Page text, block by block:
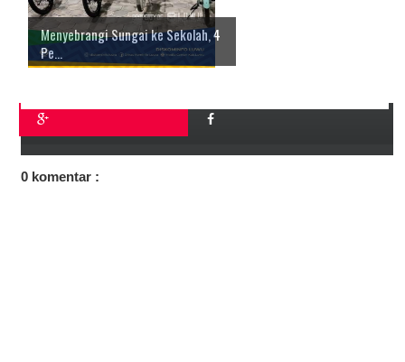
Menyebrangi Sungai ke Sekolah, 4
Pe...
0 komentar :